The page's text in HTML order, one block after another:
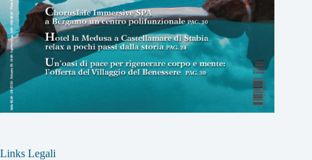
Links Legali